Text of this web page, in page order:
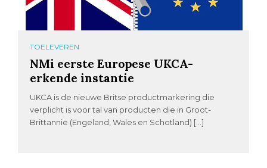
TOELEVEREN
NMi eerste Europese UKCA-
erkende instantie
UKCA is de nieuwe Britse productmarkering die
verplicht is voor tal van producten die in Groot-
Brittannië (Engeland, Wales en Schotland) […]